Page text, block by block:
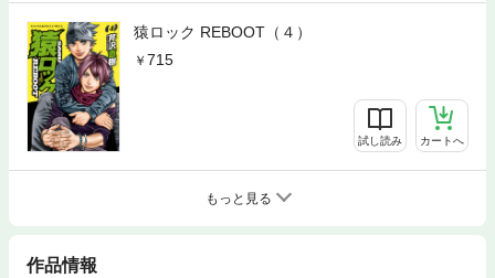
猿ロック REBOOT（４）
715
試し読み カートへ
もっと見る
作品情報